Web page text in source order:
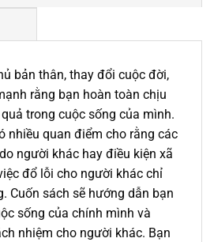
bản thân, thay đổi cuộc đời,
rằng bạn hoàn toàn chịu
trong cuộc sống của mình.
nhiều quan điểm cho rằng các
người khác hay điều kiện xã
đổ lỗi cho người khác chỉ
Cuốn sách sẽ hướng dẫn bạn
sống của chính mình và
nhiệm cho người khác. Bạn